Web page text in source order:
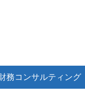
務コンサルティング